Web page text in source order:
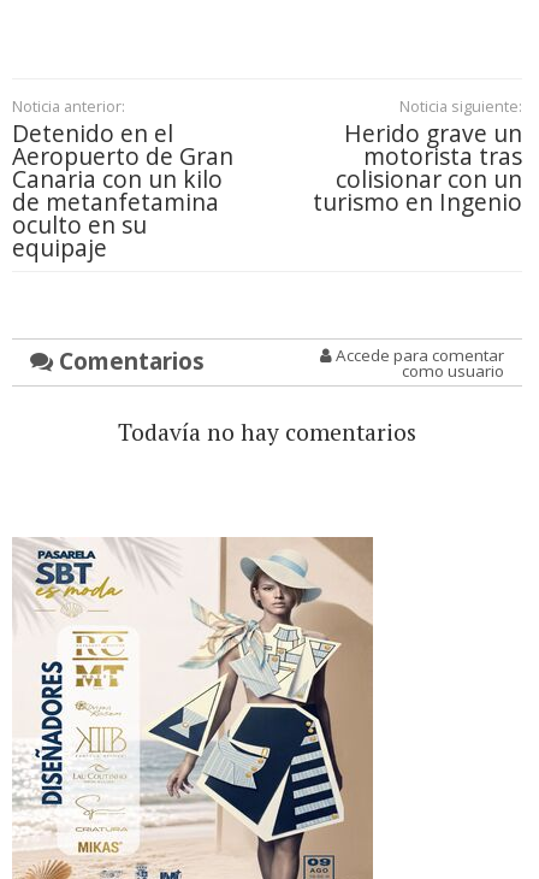
Noticia anterior:
Detenido en el
Aeropuerto de Gran
Canaria con un kilo
de metanfetamina
oculto en su
equipaje
Noticia siguiente:
Herido grave un
motorista tras
colisionar con un
turismo en Ingenio
Comentarios Accede para comentar
como usuario
Todavía no hay comentarios